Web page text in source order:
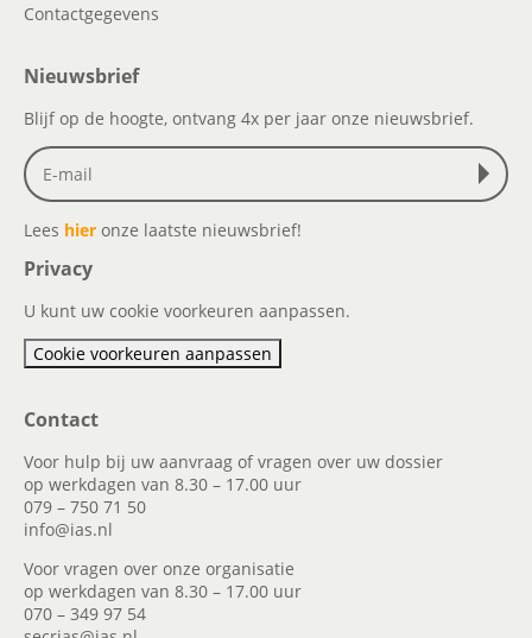
Contactgegevens
Nieuwsbrief
Blijf op de hoogte, ontvang 4x per jaar onze nieuwsbrief.
Lees hier onze laatste nieuwsbrief!
Privacy
U kunt uw cookie voorkeuren aanpassen.
Cookie voorkeuren aanpassen
Contact
Voor hulp bij uw aanvraag of vragen over uw dossier
op werkdagen van 8.30 – 17.00 uur
079 – 750 71 50
info@ias.nl
Voor vragen over onze organisatie
op werkdagen van 8.30 – 17.00 uur
070 – 349 97 54